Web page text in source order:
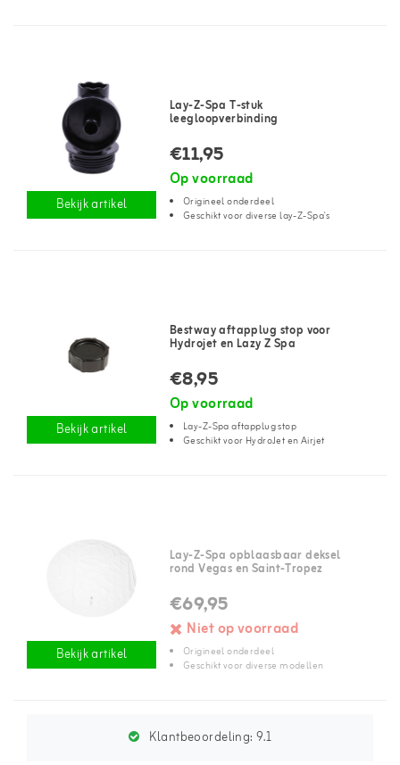
Bekijk artikel
Lay-Z-Spa T-stuk
leegloopverbinding
€11,95
Op voorraad
Origineel onderdeel
Geschikt voor diverse lay-Z-Spa's
Bekijk artikel
Bestway aftapplug stop voor
Hydrojet en Lazy Z Spa
€8,95
Op voorraad
Lay-Z-Spa aftapplug stop
Geschikt voor HydroJet en Airjet
Bekijk artikel
Lay-Z-Spa opblaasbaar deksel
rond Vegas en Saint-Tropez
€69,95
Niet op voorraad
Origineel onderdeel
Geschikt voor diverse modellen
Klantbeoordeling:9.1